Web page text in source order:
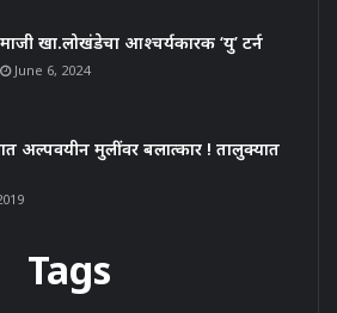
माजी खा.लोखंडेचा आश्चर्यकारक ‘यु’ टर्न
June 6, 2024
अल्पवयीन मुलींवर बलात्कार ! तालुक्यात
Tags